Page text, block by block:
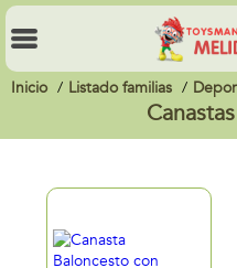
Inicio Listado familias